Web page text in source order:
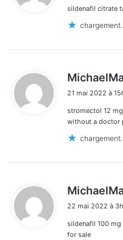
sildenafil citrate
21 mai 2022 à
stromectol 12
without a doctor
22 mai 2022 à
sildenafil 100 mg
for sale